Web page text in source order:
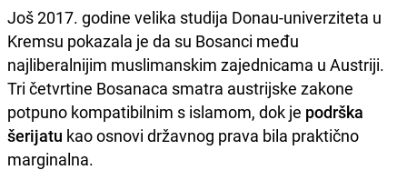
Još 2017. godine velika studija Donau-univerziteta u
Kremsu pokazala je da su Bosanci među
najliberalnijim muslimanskim zajednicama u Austriji.
Tri četvrtine Bosanaca smatra austrijske zakone
potpuno kompatibilnim s islamom, dok je podrška
šerijatu kao osnovi državnog prava bila praktično
marginalna.